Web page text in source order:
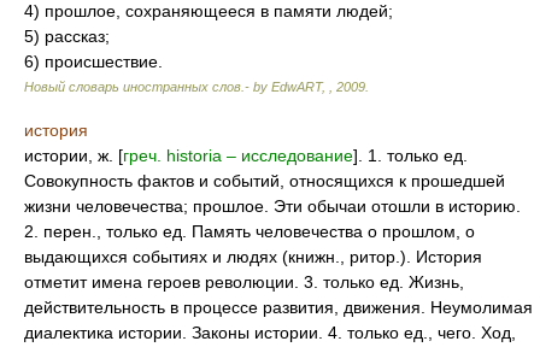
4) прошлое, сохраняющееся в памяти людей;
5) рассказ;
6) происшествие.
Новый словарь иностранных слов.- by EdwART, 2009
история
истории, ж. [греч. historia – исследование]. 1. только ед.
Совокупность фактов и событий, относящихся к прошедшей
жизни человечества; прошлое. Эти обычаи отошли в историю.
2. перен., только ед. Память человечества о прошлом, о
выдающихся событиях и людях (книжн., ритор.). История
отметит имена героев революции. 3. только ед. Жизнь,
действительность в процессе развития, движения. Неумолимая
диалектика истории. Законы истории. 4. только ед., чего. Ход,